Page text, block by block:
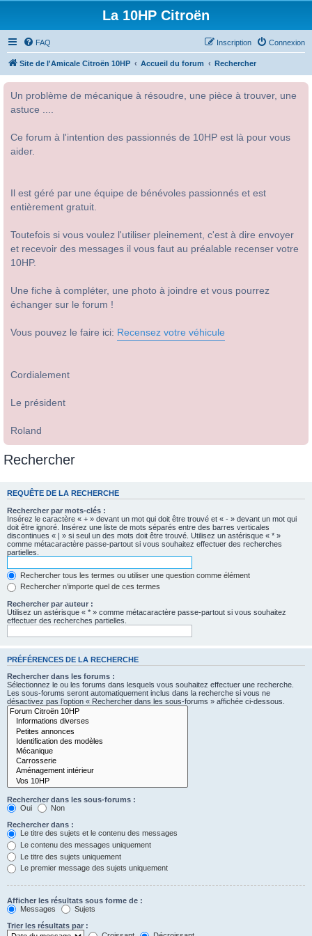
La 10HP Citroën
FAQ Connexion
Inscription
Site de l'Amicale Citroën 10HP Accueil du forum Rechercher
Un problème de mécanique à résoudre, une pièce à trouver, une
astuce ....
Ce forum à l'intention des passionnés de 10HP est là pour vous
aider.
Il est géré par une équipe de bénévoles passionnés et est
entièrement gratuit.
Toutefois si vous voulez l'utiliser pleinement, c'est à dire envoyer
et recevoir des messages il vous faut au préalable recenser votre
10HP.
Une fiche à compléter, une photo à joindre et vous pourrez
échanger sur le forum !
Vous pouvez le faire ici: Recensez votre véhicule
Cordialement
Le président
Roland
Rechercher
REQUÊTE DE LA RECHERCHE
Rechercher par mots-clés :
Insérez le caractère « + » devant un mot qui doit être trouvé et « - » devant un mot qui
doit être ignoré. Insérez une liste de mots séparés entre des barres verticales
discontinues « | » si seul un des mots doit être trouvé. Utilisez un astérisque « * »
comme métacaractère passe-partout si vous souhaitez effectuer des recherches
partielles.
Rechercher tous les termes ou utiliser une question comme élément
Rechercher n’importe quel de ces termes
Rechercher par auteur :
Utilisez un astérisque « * » comme métacaractère passe-partout si vous souhaitez
effectuer des recherches partielles.
PRÉFÉRENCES DE LA RECHERCHE
Rechercher dans les forums :
Sélectionnez le ou les forums dans lesquels vous souhaitez effectuer une recherche.
Les sous-forums seront automatiquement inclus dans la recherche si vous ne
désactivez pas l’option « Rechercher dans les sous-forums » affichée ci-dessous.
Rechercher dans les sous-forums :
Oui
Non
Rechercher dans :
Le titre des sujets et le contenu des messages
Le contenu des messages uniquement
Le titre des sujets uniquement
Le premier message des sujets uniquement
Afficher les résultats sous forme de :
Messages
Sujets
Trier les résultats par :